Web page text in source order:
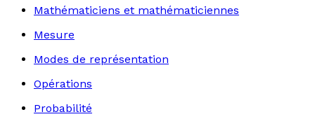
Mathématiciens et mathématiciennes
Mesure
Modes de représentation
Opérations
Probabilité